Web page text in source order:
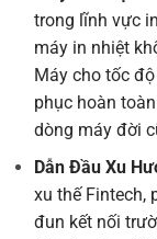
trong lĩnh vực
máy in nhiệt
Máy cho tốc
phục hoàn
dòng máy đời
Dẫn Đầu Xu
xu thế Fintech,
đun kết nối